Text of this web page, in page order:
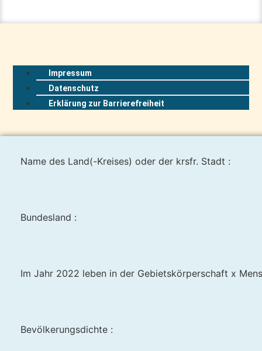
Impressum
Datenschutz
Erklärung zur Barrierefreiheit
Name des Land(-Kreises) oder der krsfr. Stadt :
Bundesland :
Im Jahr 2022 leben in der Gebietskörperschaft x
Bevölkerungsdichte :